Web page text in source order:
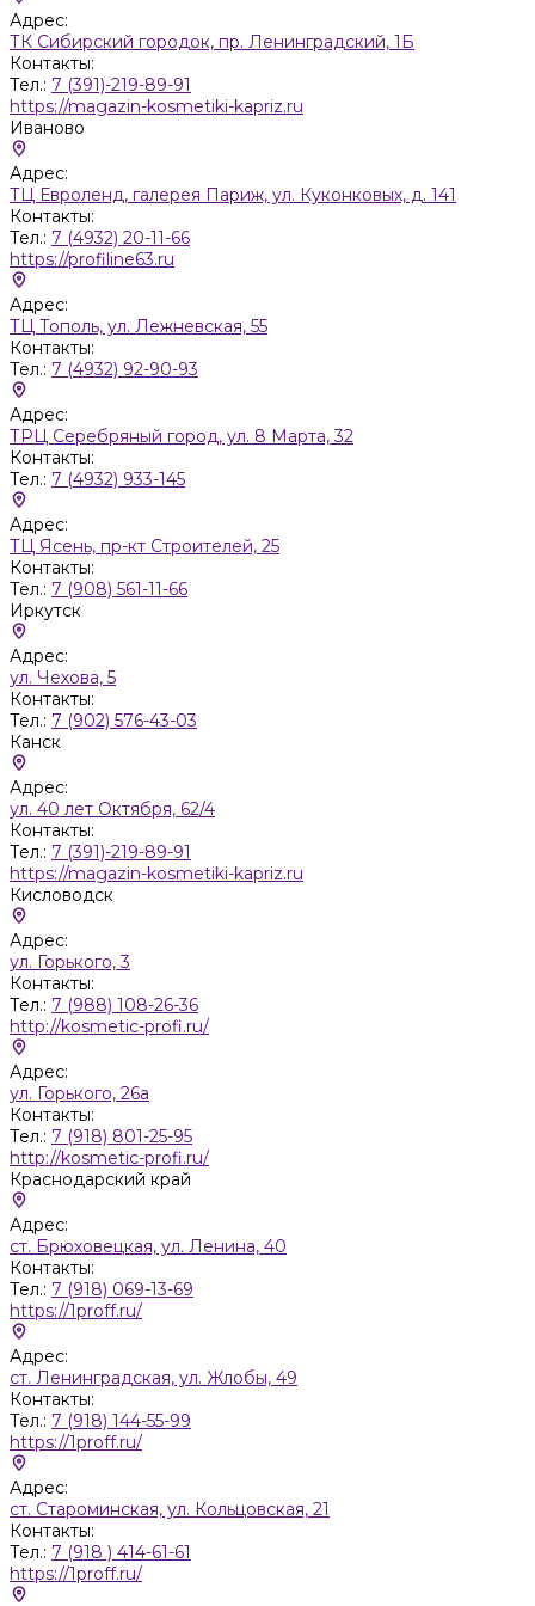
Адрес:
ТК Сибирский городок, пр. Ленинградский, 1Б
Контакты:
Тел.: 7 (391)-219-89-91
https://magazin-kosmetiki-kapriz.ru
Иваново
Адрес:
ТЦ Евроленд, галерея Париж, ул. Куконковых, д. 141
Контакты:
Тел.: 7 (4932) 20-11-66
https://profiline63.ru
Адрес:
ТЦ Тополь, ул. Лежневская, 55
Контакты:
Тел.: 7 (4932) 92-90-93
Адрес:
ТРЦ Серебряный город, ул. 8 Марта, 32
Контакты:
Тел.: 7 (4932) 933-145
Адрес:
ТЦ Ясень, пр-кт Строителей, 25
Контакты:
Тел.: 7 (908) 561-11-66
Иркутск
Адрес:
ул. Чехова, 5
Контакты:
Тел.: 7 (902) 576-43-03
Канск
Адрес:
ул. 40 лет Октября, 62/4
Контакты:
Тел.: 7 (391)-219-89-91
https://magazin-kosmetiki-kapriz.ru
Кисловодск
Адрес:
ул. Горького, 3
Контакты:
Тел.: 7 (988) 108-26-36
http://kosmetic-profi.ru/
Адрес:
ул. Горького, 26а
Контакты:
Тел.: 7 (918) 801-25-95
http://kosmetic-profi.ru/
Краснодарский край
Адрес:
ст. Брюховецкая, ул. Ленина, 40
Контакты:
Тел.: 7 (918) 069-13-69
https://1proff.ru/
Адрес:
ст. Ленинградская, ул. Жлобы, 49
Контакты:
Тел.: 7 (918) 144-55-99
https://1proff.ru/
Адрес:
ст. Староминская, ул. Кольцовская, 21
Контакты:
Тел.: 7 (918 ) 414-61-61
https://1proff.ru/